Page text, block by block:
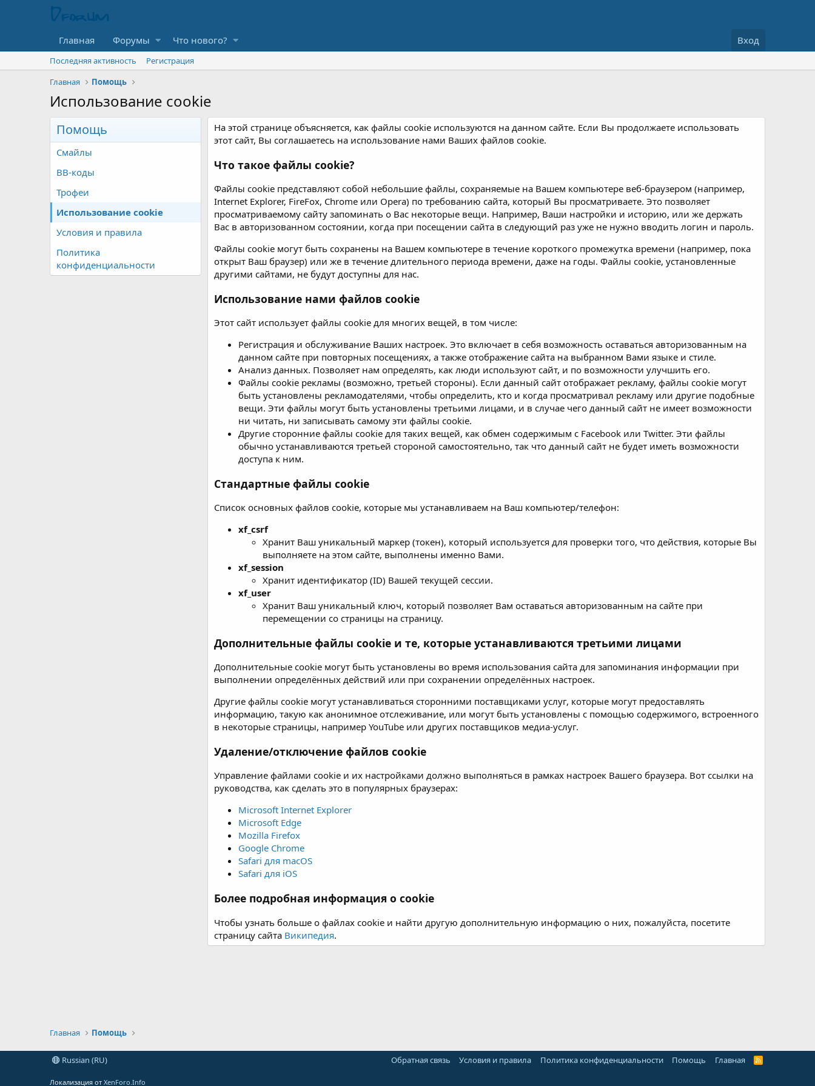
Главная Форумы Что нового? Вход
Последняя активность
Регистрация
Главная
Помощь
Использование cookie
Помощь
Смайлы
BB-коды
Трофеи
Использование cookie
Условия и правила
Политика
конфиденциальности
На этой странице объясняется, как файлы cookie используются на данном сайте. Если Вы продолжаете использовать
этот сайт, Вы соглашаетесь на использование нами Ваших файлов cookie.
Что такое файлы cookie?
Файлы cookie представляют собой небольшие файлы, сохраняемые на Вашем компьютере веб-браузером (например,
Internet Explorer, FireFox, Chrome или Opera) по требованию сайта, который Вы просматриваете. Это позволяет
просматриваемому сайту запоминать о Вас некоторые вещи. Например, Ваши настройки и историю, или же держать
Вас в авторизованном состоянии, когда при посещении сайта в следующий раз уже не нужно вводить логин и пароль.
Файлы cookie могут быть сохранены на Вашем компьютере в течение короткого промежутка времени (например, пока
открыт Ваш браузер) или же в течение длительного периода времени, даже на годы. Файлы cookie, установленные
другими сайтами, не будут доступны для нас.
Использование нами файлов cookie
Этот сайт использует файлы cookie для многих вещей, в том числе:
Регистрация и обслуживание Ваших настроек. Это включает в себя возможность оставаться авторизованным на
данном сайте при повторных посещениях, а также отображение сайта на выбранном Вами языке и стиле.
Анализ данных. Позволяет нам определять, как люди используют сайт, и по возможности улучшить его.
Файлы cookie рекламы (возможно, третьей стороны). Если данный сайт отображает рекламу, файлы cookie могут
быть установлены рекламодателями, чтобы определить, кто и когда просматривал рекламу или другие подобные
вещи. Эти файлы могут быть установлены третьими лицами, и в случае чего данный сайт не имеет возможности
ни читать, ни записывать самому эти файлы cookie.
Другие сторонние файлы cookie для таких вещей, как обмен содержимым с Facebook или Twitter. Эти файлы
обычно устанавливаются третьей стороной самостоятельно, так что данный сайт не будет иметь возможности
доступа к ним.
Стандартные файлы cookie
Список основных файлов cookie, которые мы устанавливаем на Ваш компьютер/телефон:
xf_csrf
Хранит Ваш уникальный маркер (токен), который используется для проверки того, что действия, которые Вы
выполняете на этом сайте, выполнены именно Вами.
xf_session
Хранит идентификатор (ID) Вашей текущей сессии.
xf_user
Хранит Ваш уникальный ключ, который позволяет Вам оставаться авторизованным на сайте при
перемещении со страницы на страницу.
Дополнительные файлы cookie и те, которые устанавливаются третьими лицами
Дополнительные cookie могут быть установлены во время использования сайта для запоминания информации при
выполнении определённых действий или при сохранении определённых настроек.
Другие файлы cookie могут устанавливаться сторонними поставщиками услуг, которые могут предоставлять
информацию, такую как анонимное отслеживание, или могут быть установлены с помощью содержимого, встроенного
в некоторые страницы, например YouTube или других поставщиков медиа-услуг.
Удаление/отключение файлов cookie
Управление файлами cookie и их настройками должно выполняться в рамках настроек Вашего браузера. Вот ссылки на
руководства, как сделать это в популярных браузерах:
Microsoft Internet Explorer
Microsoft Edge
Mozilla Firefox
Google Chrome
Safari для macOS
Safari для iOS
Более подробная информация о cookie
Чтобы узнать больше о файлах cookie и найти другую дополнительную информацию о них, пожалуйста, посетите
страницу сайта Википедия.
Главная Помощь
Russian (RU) Обратная связь Условия и правила Политика конфиденциальности Помощь Главная
R
Локализация от XenForo.Info